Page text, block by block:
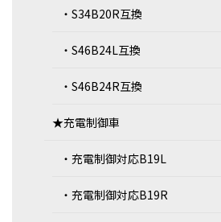
・S34B20R互換
・S46B24L互換
・S46B24R互換
★充電制御車
・充電制御対応B19L
・充電制御対応B19R